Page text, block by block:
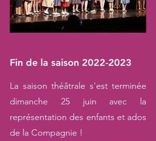
Fin de la saison 2022-2023
La saison théâtrale s'est terminée
dimanche 25 juin avec la
représentation des enfants et ados
de la Compagnie !